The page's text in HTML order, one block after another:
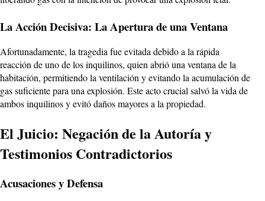
La Acción Decisiva: La Apertura de una Ventana
Afortunadamente, la tragedia fue evitada debido a la rápida
reacción de uno de los inquilinos, quien abrió una ventana de la
habitación, permitiendo la ventilación y evitando la acumulación de
gas suficiente para una explosión. Este acto crucial salvó la vida de
ambos inquilinos y evitó daños mayores a la propiedad.
El Juicio: Negación de la Autoría y
Testimonios Contradictorios
Acusaciones y Defensa